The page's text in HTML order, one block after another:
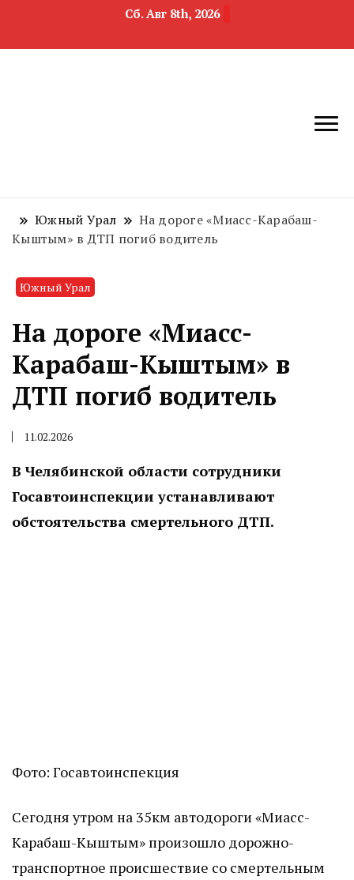
Сб. Авг 8th, 2026
область
недвижимости
Южный Урал
На дороге «Миасс-Карабаш-
Кыштым» в ДТП погиб водитель
Южный Урал
На дороге «Миасс-
Карабаш-Кыштым» в
ДТП погиб водитель
11.02.2026
В Челябинской области сотрудники
Госавтоинспекции устанавливают
обстоятельства смертельного ДТП.
Фото: Госавтоинспекция
Сегодня утром на 35км автодороги «Миасс-
Карабаш-Кыштым» произошло дорожно-
транспортное происшествие со смертельным